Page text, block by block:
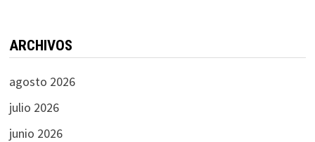
ARCHIVOS
agosto 2026
julio 2026
junio 2026